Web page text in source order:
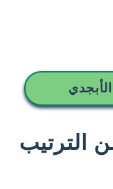
الترتيب